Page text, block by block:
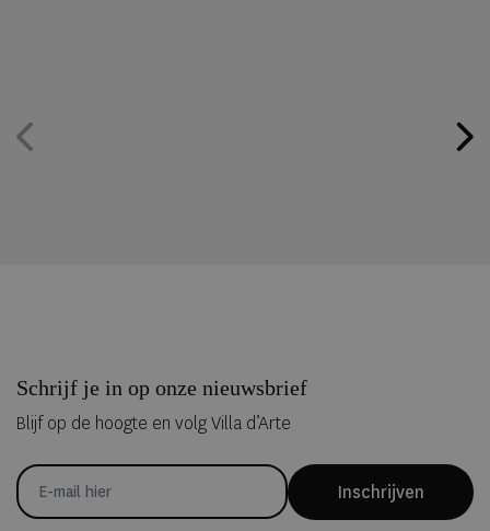
Schrijf je in op onze nieuwsbrief
Blijf op de hoogte en volg Villa d’Arte
Inschrijven